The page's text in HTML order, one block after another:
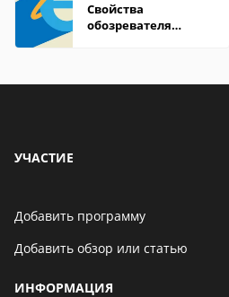
Свойства
обозревателя
УЧАСТИЕ
Добавить программу
Добавить обзор или статью
ИНФОРМАЦИЯ